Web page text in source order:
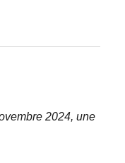
2024, une